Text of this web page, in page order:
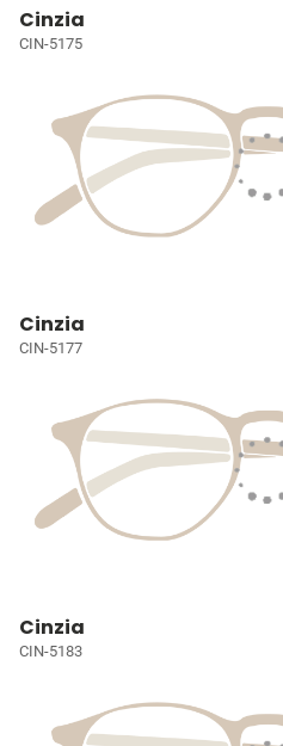
Cinzia
CIN-5175
Cinzia
CIN-5177
Cinzia
CIN-5183